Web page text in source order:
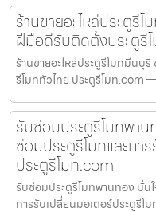
ร้านขายอะไหล่ประตูรี
ฝีมือดีรับติดตั้งประตูรี
ร้านขายอะไหล่ประตูรีโมทมีน
รีโมททั่วไทย ประตูรีโมท.com
รับซ่อมประตูรีโมทพาน
ซ่อมประตูรีโมทและกา
ประตูรีโมท.com
รับซ่อมประตูรีโมทพานทอง มั่น
การรับเปลี่ยนมอเตอร์ประตูรีโ